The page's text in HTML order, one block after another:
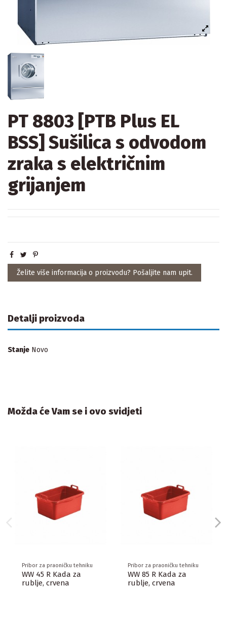
PT 8803 [PTB Plus EL
BSS] Sušilica s odvodom
zraka s električnim
grijanjem
Želite više informacija o proizvodu? Pošaljite nam upit.
Detalji proizvoda
Stanje Novo
Možda će Vam se i ovo svidjeti
Pribor za praoničku tehniku
WW 45 R Kada za
rublje, crvena
Pribor za praoničku tehniku
WW 85 R Kada za
rublje, crvena